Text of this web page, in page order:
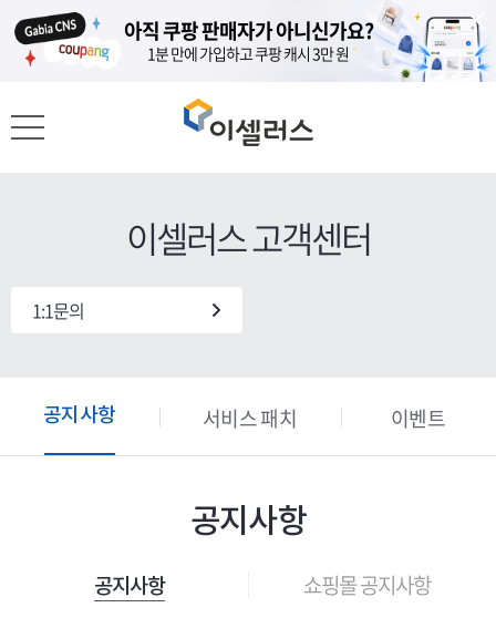
도메인이 있다면, 홈페이지는 무료?
가비아 도메인 고객 대상 클릭엔 1년 무료
아직 쿠팡 판매자가 아니신가요?
1분 만에 가입하고 쿠팡 캐시 3만 원
도메인이 있다면, 홈페이지는 무료?
가비아 도메인 고객 대상 클릭엔 1년 무료
아직 쿠팡 판매자가 아니신가요?
1분 만에 가입하고 쿠팡 캐시 3만 원
이셀러스 고객센터
1:1문의
공지사항 서비스 패치 이벤트
공지사항
공지사항 쇼핑몰 공지사항